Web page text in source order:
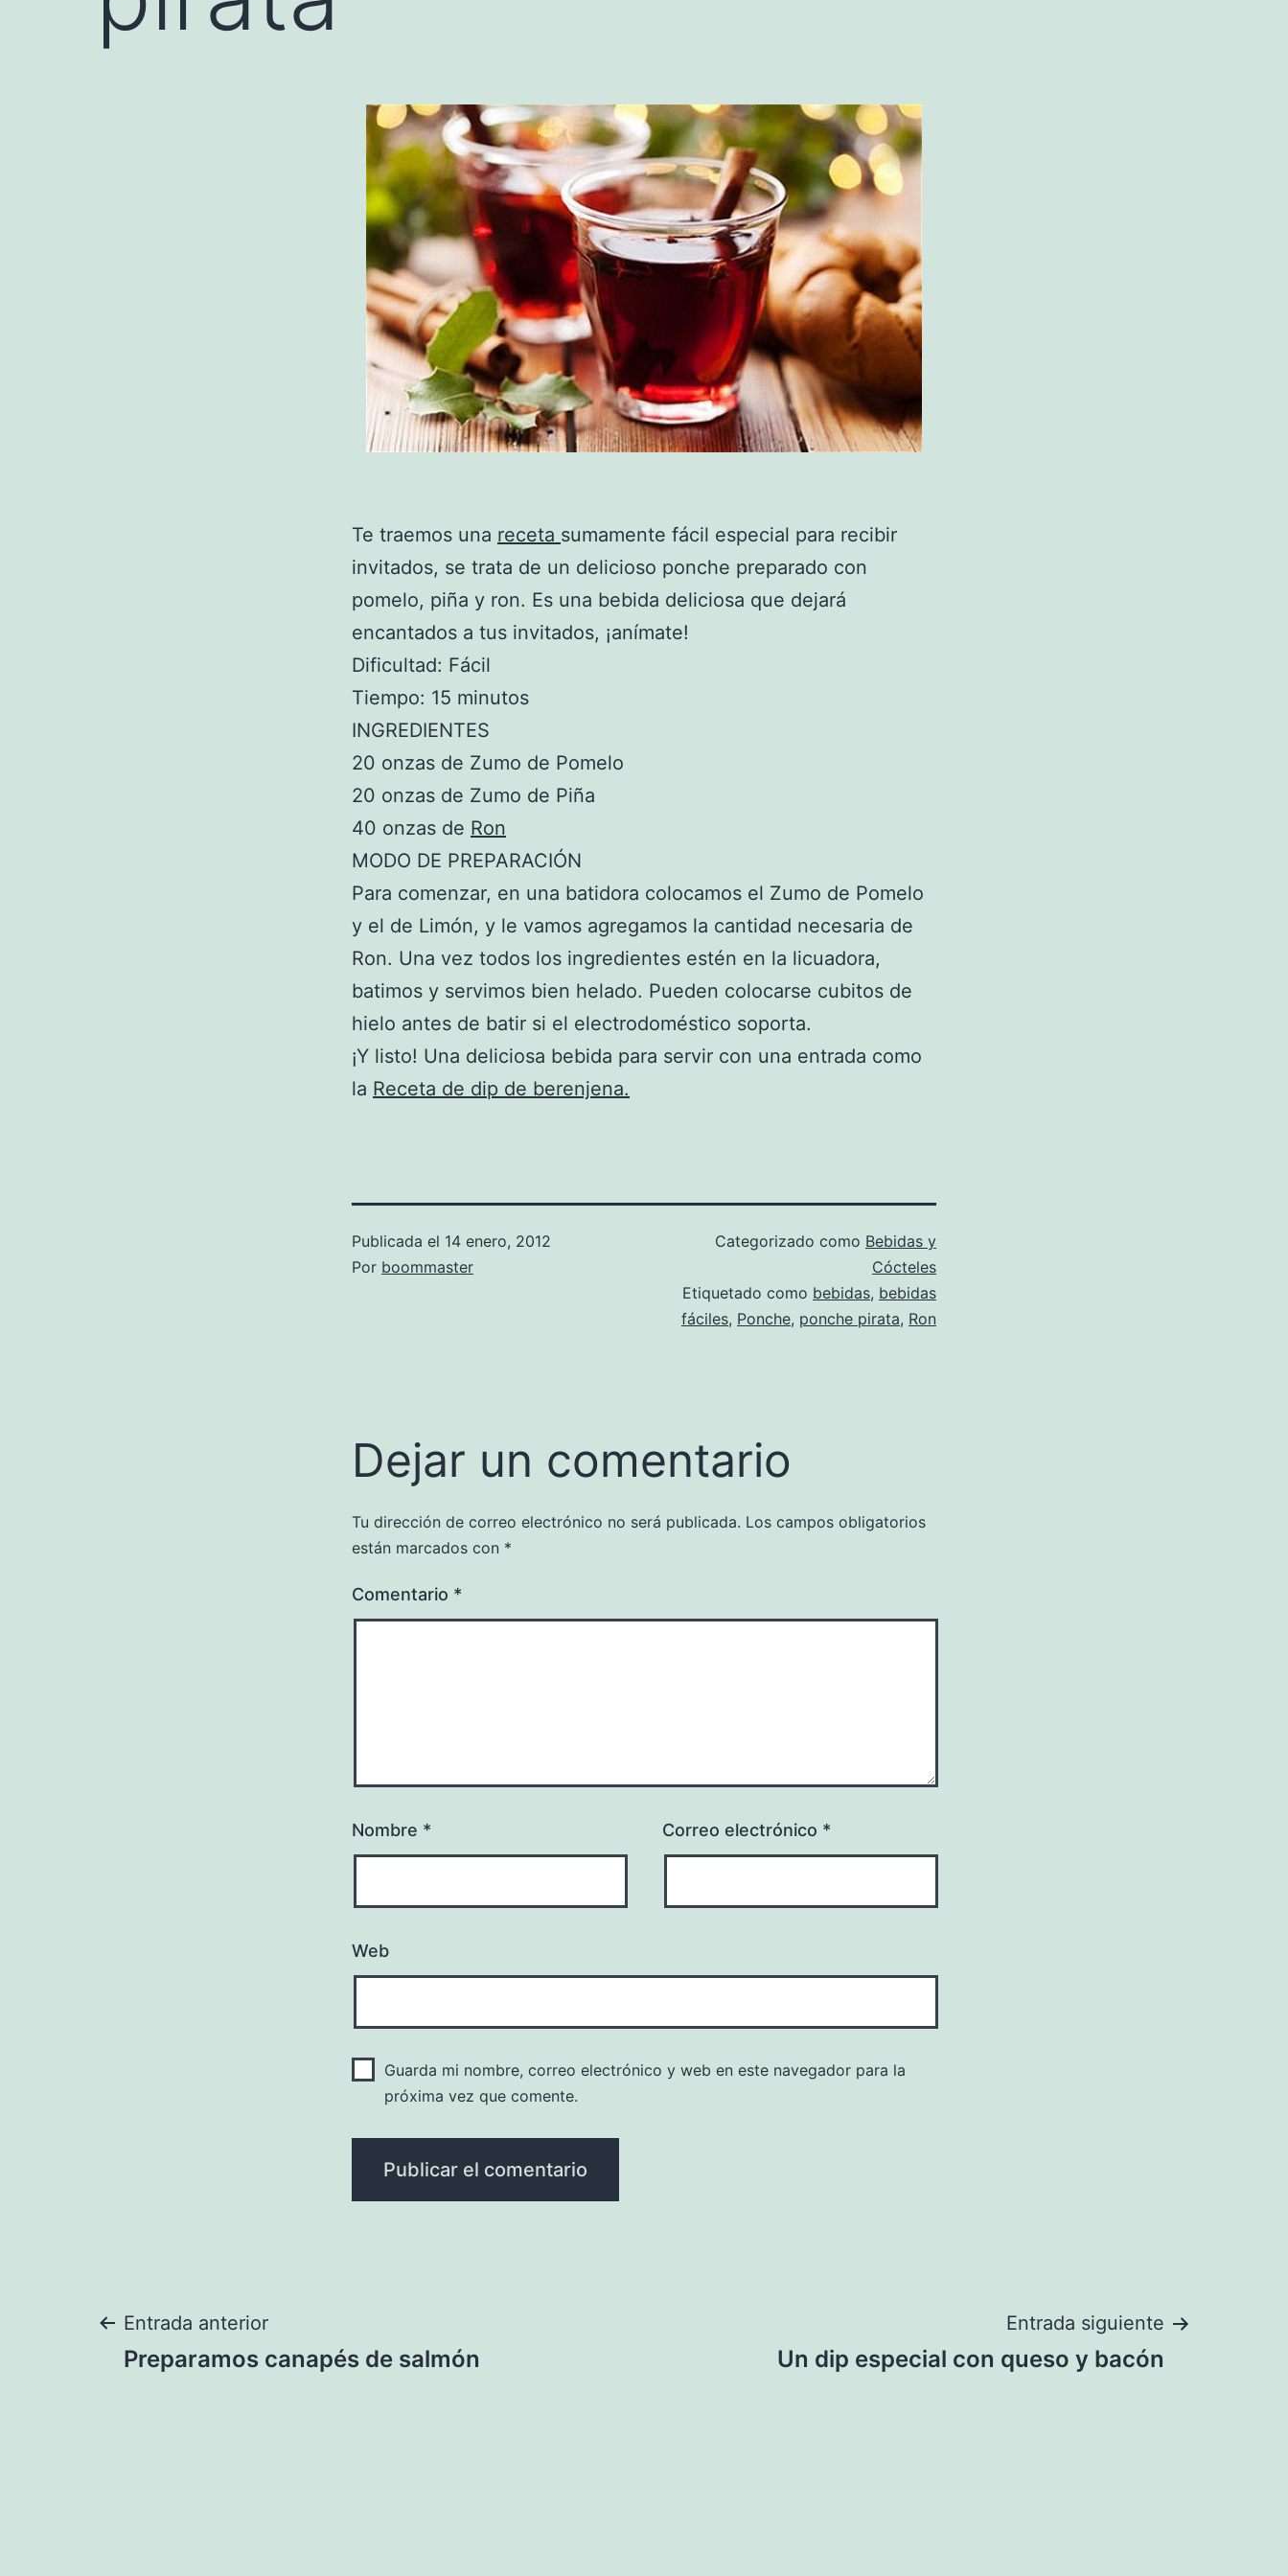
Te traemos una receta sumamente fácil especial para recibir
invitados, se trata de un delicioso ponche preparado con
pomelo, piña y ron. Es una bebida deliciosa que dejará
encantados a tus invitados, ¡anímate!
Dificultad: Fácil
Tiempo: 15 minutos
INGREDIENTES
20 onzas de Zumo de Pomelo
20 onzas de Zumo de Piña
40 onzas de Ron
MODO DE PREPARACIÓN
Para comenzar, en una batidora colocamos el Zumo de Pomelo
y el de Limón, y le vamos agregamos la cantidad necesaria de
Ron. Una vez todos los ingredientes estén en la licuadora,
batimos y servimos bien helado. Pueden colocarse cubitos de
hielo antes de batir si el electrodoméstico soporta.
¡Y listo! Una deliciosa bebida para servir con una entrada como
la Receta de dip de berenjena.
Publicada el 14 enero, 2012
Por boommaster
Categorizado como Bebidas y
Cócteles
Etiquetado como bebidas, bebidas
fáciles, Ponche, ponche pirata, Ron
Dejar un comentario
Tu dirección de correo electrónico no será publicada. Los campos obligatorios
están marcados con *
Comentario *
Nombre * Correo electrónico *
Web
Guarda mi nombre, correo electrónico y web en este navegador para la
próxima vez que comente.
Navegación
Entrada anterior
Preparamos canapés de salmón
Entrada siguiente
Un dip especial con queso y bacón